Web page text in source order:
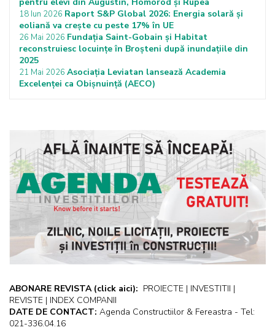
18 Iun 2026 Raport S&P Global 2026: Energia solară și
eoliană va crește cu peste 17% în UE
26 Mai 2026 Fundația Saint-Gobain și Habitat
reconstruiesc locuințe în Broșteni după inundațiile din
2025
21 Mai 2026 Asociația Leviatan lansează Academia
Excelenței ca Obișnuință (AECO)
ABONARE REVISTA (click aici): PROIECTE | INVESTITII |
REVISTE | INDEX COMPANII
DATE DE CONTACT: Agenda Constructiilor & Fereastra - Tel:
021-336.04.16